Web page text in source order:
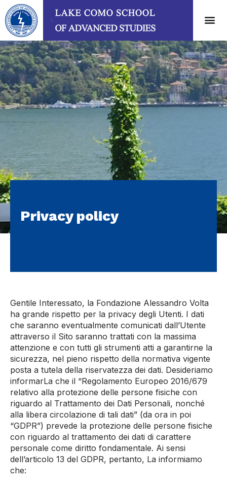
Privacy policy
Gentile Interessato, la Fondazione Alessandro Volta
ha grande rispetto per la privacy degli Utenti. I dati
che saranno eventualmente comunicati dall’Utente
attraverso il Sito saranno trattati con la massima
attenzione e con tutti gli strumenti atti a garantirne la
sicurezza, nel pieno rispetto della normativa vigente
posta a tutela della riservatezza dei dati. Desideriamo
informarLa che il “Regolamento Europeo 2016/679
relativo alla protezione delle persone fisiche con
riguardo al Trattamento dei Dati Personali, nonché
alla libera circolazione di tali dati” (da ora in poi
“GDPR”) prevede la protezione delle persone fisiche
con riguardo al trattamento dei dati di carattere
personale come diritto fondamentale. Ai sensi
dell’articolo 13 del GDPR, pertanto, La informiamo
che: